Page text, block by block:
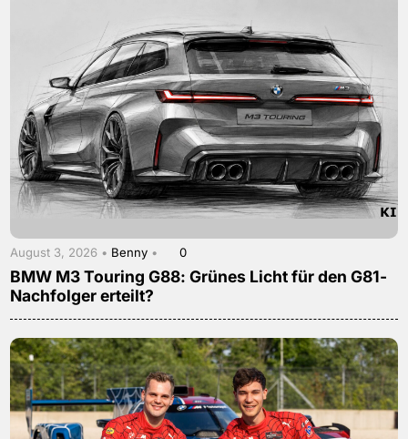
August 3, 2026 • Benny • 0
BMW M3 Touring G88: Grünes Licht für den G81-
Nachfolger erteilt?